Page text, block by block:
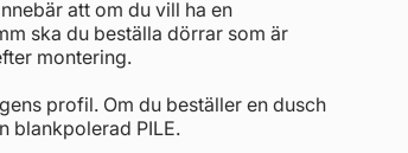
att om du vill ha en
ska du beställa dörrar som är
montering.
profil. Om du beställer en dusch
blankpolerad PILE.